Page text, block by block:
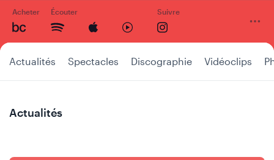
Acheter Écouter Suivre
Actualités Spectacles Discographie Vidéoclips
Actualités